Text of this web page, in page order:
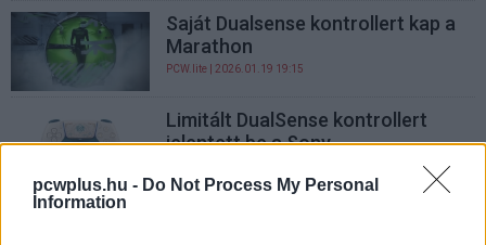
pcwplus.hu - Do Not Process My Personal
Information
Saját Dualsense kontrollert kap a
Marathon
PCW.lite | 2026.01.19 19:15
Limitált DualSense kontrollert
jelentett be a Sony